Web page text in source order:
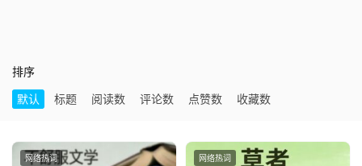
排序
默认
标题 阅读数 评论数 点赞数 收藏数
网络热词 网络热词